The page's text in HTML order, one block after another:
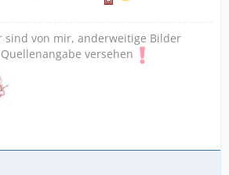
sind von mir, anderweitige Bilder
versehen